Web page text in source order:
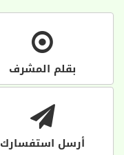
بقلم المشرف
أرسل استفسارك